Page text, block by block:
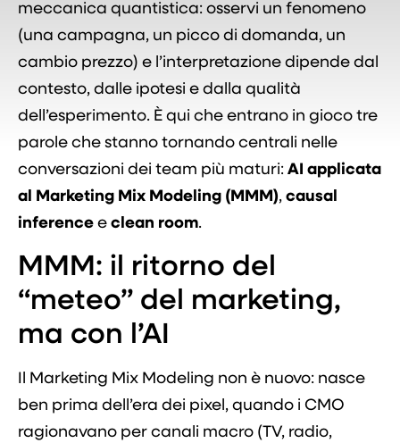
meccanica quantistica: osservi un fenomeno
(una campagna, un picco di domanda, un
cambio prezzo) e l’interpretazione dipende dal
contesto, dalle ipotesi e dalla qualità
dell’esperimento. È qui che entrano in gioco tre
parole che stanno tornando centrali nelle
conversazioni dei team più maturi:AI applicata
al Marketing Mix Modeling (MMM), causal
inferenceeclean room.
MMM: il ritorno del
“meteo” del marketing,
ma con l’AI
Il Marketing Mix Modeling non è nuovo: nasce
ben prima dell’era dei pixel, quando i CMO
ragionavano per canali macro (TV, radio,